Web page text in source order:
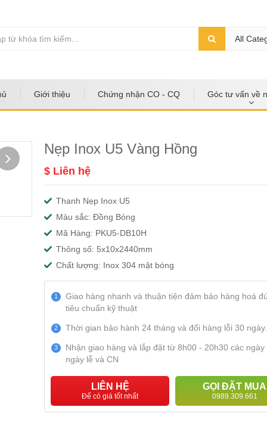
All
Giới thiệu Chứng nhận CO - CQ Góc tư vấn về
Nẹp Inox U5 Vàng Hồng
$ Liên hệ
Thanh Nẹp Inox U5
Màu sắc: Đồng Bóng
Mã Hàng: PKU5-DB10H
Thông số: 5x10x2440mm
Chất lượng: Inox 304 mặt bóng
1
Giao hàng nhanh và thuận tiện đảm bảo hàng hoá
tiêu chuẩn kỹ thuật
2 Thời gian bảo hành 24 tháng và đổi hàng lỗi 30 ngày.
3
Nhận giao hàng và lắp đặt từ 8h00 - 20h30 các ngày
ngày lễ và CN
LIÊN HỆ
Để có giá tốt nhất
GỌI ĐẶT MUA
0989.309.661